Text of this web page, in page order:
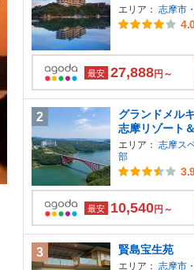
エリア： 志摩市
最安 27,888円～
2
グランドメル
志摩リゾート
エリア： 志摩ス
部
最安 10,540円～
3 賢島宝生苑
エリア： 志摩市